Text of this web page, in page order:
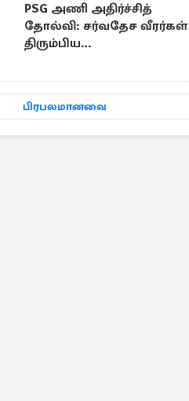
PSG அணி அதிர்ச்சித்
தோல்வி: சர்வதேச வீரர்கள்
திரும்பிய
காரணம்
பிரபலமானவை